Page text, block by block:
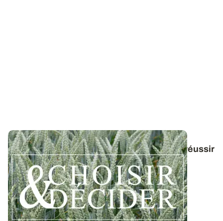
Conduite du blé tendre : des guides pour réussir
ses interventions au printemps 2026
Retrouvez toutes nos préconisations en matière de
fertilisation azotée et de protection du...
12 DÉC. 2025